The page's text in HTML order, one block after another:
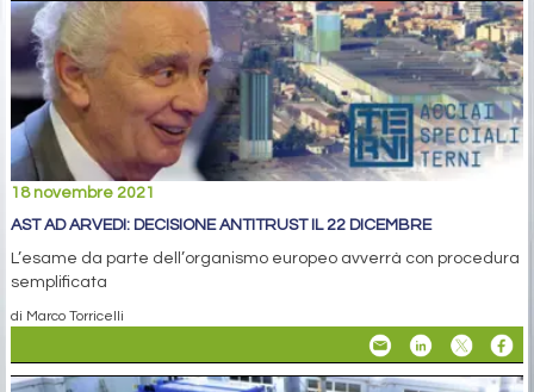
18 novembre 2021
AST AD ARVEDI: DECISIONE ANTITRUST IL 22 DICEMBRE
L’esame da parte dell’organismo europeo avverrà con procedura
semplificata
di Marco Torricelli